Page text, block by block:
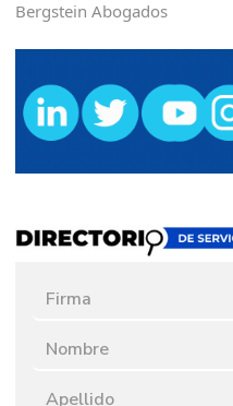
Bergstein Abogados